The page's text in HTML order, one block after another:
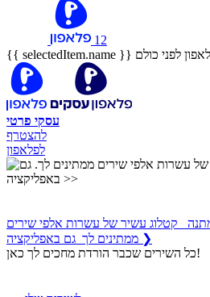
12
{{ selectedItem.name }} לפני כולם
עסקי פרטי
להצטרף
לפלאפון
קטלוג עשיר של עשרות אלפי שירים
ממתינים לך גם באפליקציה ❯
כל השירים שכבר הורדת מחכים לך כאן!